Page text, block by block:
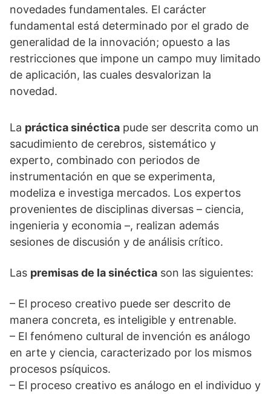
novedades fundamentales. El carácter
fundamental está determinado por el grado de
generalidad de la innovación; opuesto a las
restricciones que impone un campo muy limitado
de aplicación, las cuales desvalorizan la
novedad.
La práctica sinéctica pude ser descrita como un
sacudimiento de cerebros, sistemático y
experto, combinado con periodos de
instrumentación en que se experimenta,
modeliza e investiga mercados. Los expertos
provenientes de disciplinas diversas – ciencia,
ingenieria y economia –, realizan además
sesiones de discusión y de análisis crítico.
Las premisas de la sinéctica son las siguientes:
– El proceso creativo puede ser descrito de
manera concreta, es inteligible y entrenable.
– El fenómeno cultural de invención es análogo
en arte y ciencia, caracterizado por los mismos
procesos psíquicos.
– El proceso creativo es análogo en el individuo y